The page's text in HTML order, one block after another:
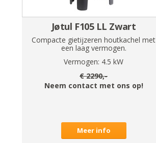
Jøtul F105 LL Zwart
Compacte gietijzeren houtkachel met
een laag vermogen.
Vermogen: 4.5 kW
€2290,-
Neem contact met ons op!
Meer info